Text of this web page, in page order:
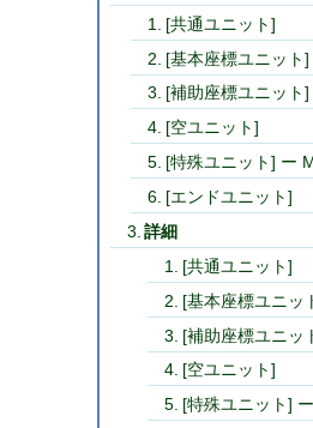
[共通ユニット]
[基本座標ユニット]
[補助座標ユニット]
[空ユニット]
[特殊ユニット] ー
[エンドユニット]
詳細
[共通ユニット]
[基本座標ユニッ
[補助座標ユニッ
[空ユニット]
[特殊ユニット]